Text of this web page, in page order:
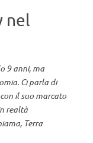
nel
9 anni, ma
Ci parla di
il suo marcato
realtà
Terra